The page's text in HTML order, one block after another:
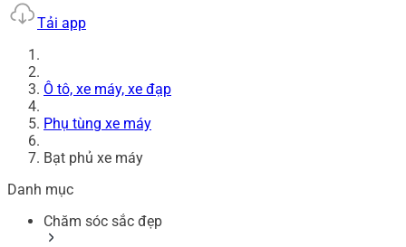
Tải app
Ô tô, xe máy, xe đạp
Phụ tùng xe máy
Bạt phủ xe máy
Danh mục
Chăm sóc sắc đẹp